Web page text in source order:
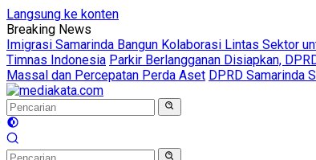
Langsung ke konten
Breaking News
Imigrasi Samarinda Bangun Kolaborasi Lintas Sektor
Timnas Indonesia Parkir Berlangganan Disiapkan,
Massal dan Percepatan Perda Aset DPRD Samarinda